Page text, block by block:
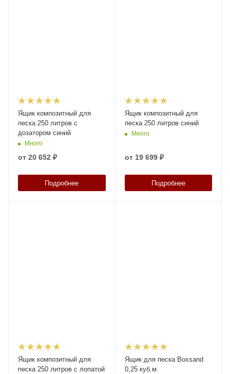
Ящик композитный для
песка 250 литров с
дозатором синий
Много
от 20 652 ₽
Подробнее
Ящик композитный для
песка 250 литров синий
Много
от 19 699 ₽
Подробнее
Ящик композитный для
песка 250 литров с лопатой
Ящик для песка Boxsand
0,25 куб.м.